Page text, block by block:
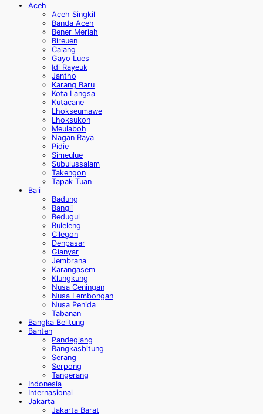
Aceh
Aceh Singkil
Banda Aceh
Bener Meriah
Bireuen
Calang
Gayo Lues
Idi Rayeuk
Jantho
Karang Baru
Kota Langsa
Kutacane
Lhokseumawe
Lhoksukon
Meulaboh
Nagan Raya
Pidie
Simeulue
Subulussalam
Takengon
Tapak Tuan
Bali
Badung
Bangli
Bedugul
Buleleng
Cilegon
Denpasar
Gianyar
Jembrana
Karangasem
Klungkung
Nusa Ceningan
Nusa Lembongan
Nusa Penida
Tabanan
Bangka Belitung
Banten
Pandeglang
Rangkasbitung
Serang
Serpong
Tangerang
Indonesia
Internasional
Jakarta
Jakarta Barat